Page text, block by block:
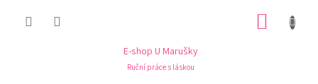
E-shop U Marušky
Ruční práce s láskou